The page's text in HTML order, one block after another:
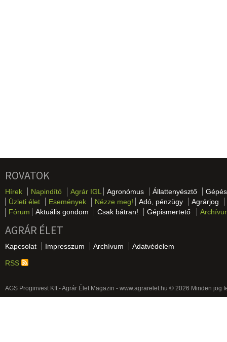
ROVATOK
Hírek Napindító Agrár IGL Agronómus Állattenyésztő
Üzleti élet
Események Nézze meg! Adó, pénzügy
Agrárjog
Fórum
Aktuális gondom Csak bátran! Gépismertető
AGRÁR ÉLET
Kapcsolat Impresszum Archívum Adatvédelem
RSS
AGS Proginvest Kft.- Agrár Élet Magazin - www.agrarelet.hu © 2026 Minden jog